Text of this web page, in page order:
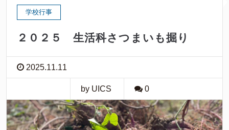
学校行事
２０２５ 生活科さつまいも掘り
2025.11.11
by UICS 0